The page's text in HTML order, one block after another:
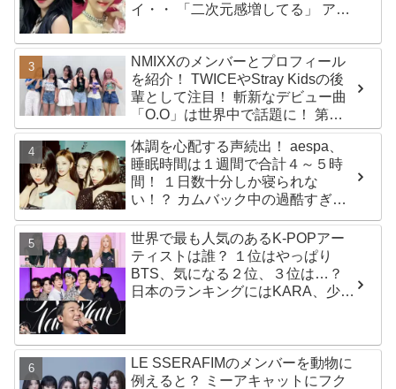
イ・・ 「二次元感増してる」 アバ
NMIXXのメンバーとプロフィール
を紹介！ TWICEやStray Kidsの後
輩として注目！ 斬新なデビュー曲
「O.O」は世界中で話題に！ 第４
世代を代表する美女ソリュンをは
じめ、全員ビジュアルメンバーと
いわれるその魅力をチェック
体調を心配する声続出！ aespa、
睡眠時間は１週間で合計４～５時
間！ １日数十分しか寝られな
い！？ カムバック中の過酷すぎる
スケジュールに衝撃
世界で最も人気のあるK-POPアー
ティストは誰？ １位はやっぱり
BTS、気になる２位、３位は…？
日本のランキングにはKARA、少女
LE SSERAFIMのメンバーを動物に
例えると？ ミーアキャットにフク